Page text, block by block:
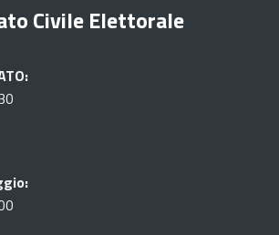
Civile Elettorale